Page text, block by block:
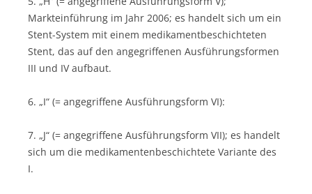
Markteinführung im Jahr 2006; es handelt sich um ein
Stent-System mit einem medikamentbeschichteten
Stent, das auf den angegriffenen Ausführungsformen
III und IV aufbaut.
6. „I“ (= angegriffene Ausführungsform VI):
7. „J“ (= angegriffene Ausführungsform VII); es handelt
sich um die medikamentenbeschichtete Variante des
I.